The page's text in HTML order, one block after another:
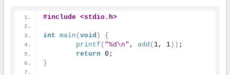
#include <stdio.h>
int main (void )
{
printf ( "%d\n" , add ( 1, 1) ) ;
return 0 ;
}